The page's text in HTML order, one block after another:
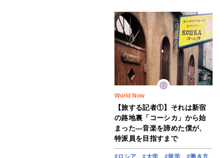
World Now
【旅する記者①】それは新宿
の路地裏「コーシカ」から始
まった―音楽を諦めた僕が、
特派員を目指すまで